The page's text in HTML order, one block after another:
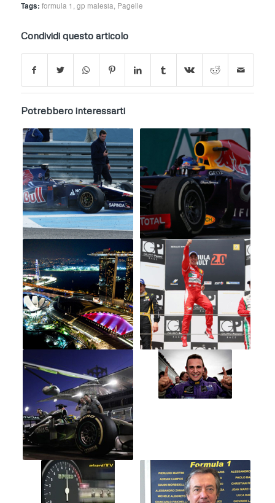
Tags: formula 1 ,gp malesia, Pagelle
Condividi questo articolo
Potrebbero interessarti